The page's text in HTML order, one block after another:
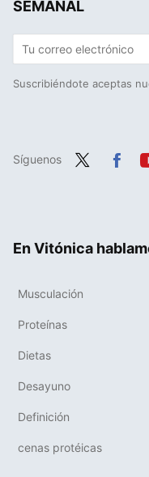
SEMANAL
Suscribiéndote aceptas
Síguenos
En Vitónica
Musculación
Proteínas
Dietas
Desayuno
Definición
cenas protéicas